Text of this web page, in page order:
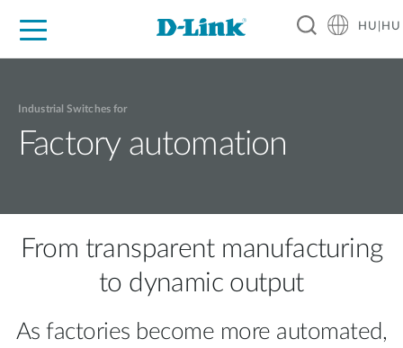
HU|HU
Industrial Switches for
Factory automation
From transparent manufacturing
to dynamic output
As factories become more automated,